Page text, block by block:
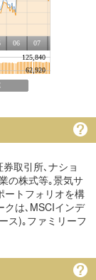
取引所､ナショ
の株式等｡景気サ
ートフォリオを構
クは､MSCIインデ
ス)｡ファミリーフ